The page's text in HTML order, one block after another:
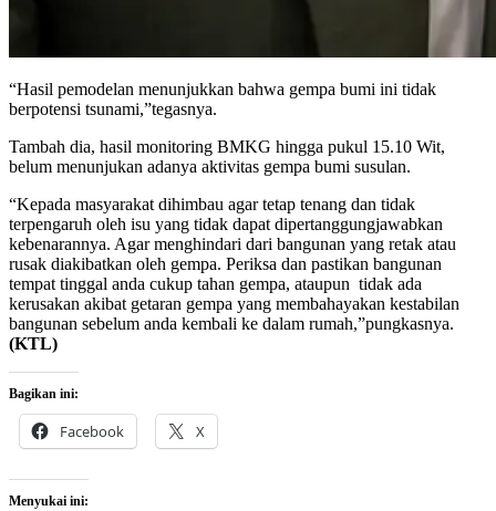
“Hasil pemodelan menunjukkan bahwa gempa bumi ini tidak
berpotensi tsunami,”tegasnya.
Tambah dia, hasil monitoring BMKG hingga pukul 15.10 Wit,
belum menunjukan adanya aktivitas gempa bumi susulan.
“Kepada masyarakat dihimbau agar tetap tenang dan tidak
terpengaruh oleh isu yang tidak dapat dipertanggungjawabkan
kebenarannya. Agar menghindari dari bangunan yang retak atau
rusak diakibatkan oleh gempa. Periksa dan pastikan bangunan
tempat tinggal anda cukup tahan gempa, ataupun tidak ada
kerusakan akibat getaran gempa yang membahayakan kestabilan
bangunan sebelum anda kembali ke dalam rumah,”pungkasnya.
(KTL)
Bagikan ini:
Facebook X
Menyukai ini: